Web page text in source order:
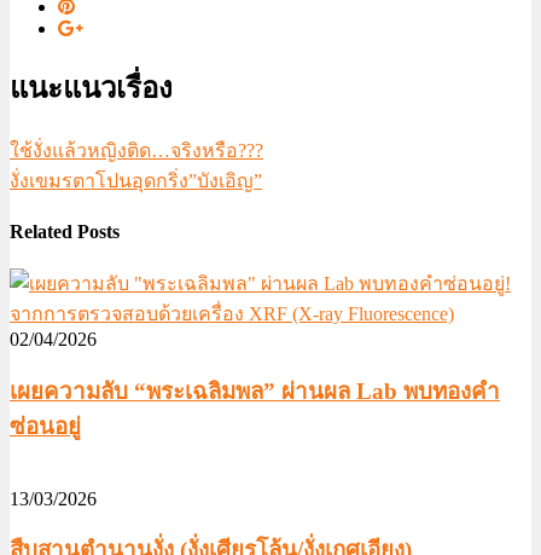
แนะแนวเรื่อง
ใช้งั่งแล้วหญิงติด…จริงหรือ???
งั่งเขมรตาโปนอุดกริ่ง”บังเอิญ”
Related Posts
02/04/2026
เผยความลับ “พระเฉลิมพล” ผ่านผล Lab พบทองคำ
ซ่อนอยู่
13/03/2026